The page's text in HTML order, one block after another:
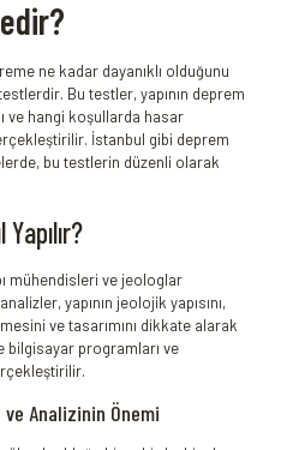
ne kadar dayanıklı olduğunu
Bu testler, yapının deprem
ve hangi koşullarda hasar
İstanbul gibi deprem
bu testlerin düzenli olarak
mühendisleri ve jeologlar
yapının jeolojik yapısını,
ve tasarımını dikkate alarak
bilgisayar programları ve
Analizinin Önemi